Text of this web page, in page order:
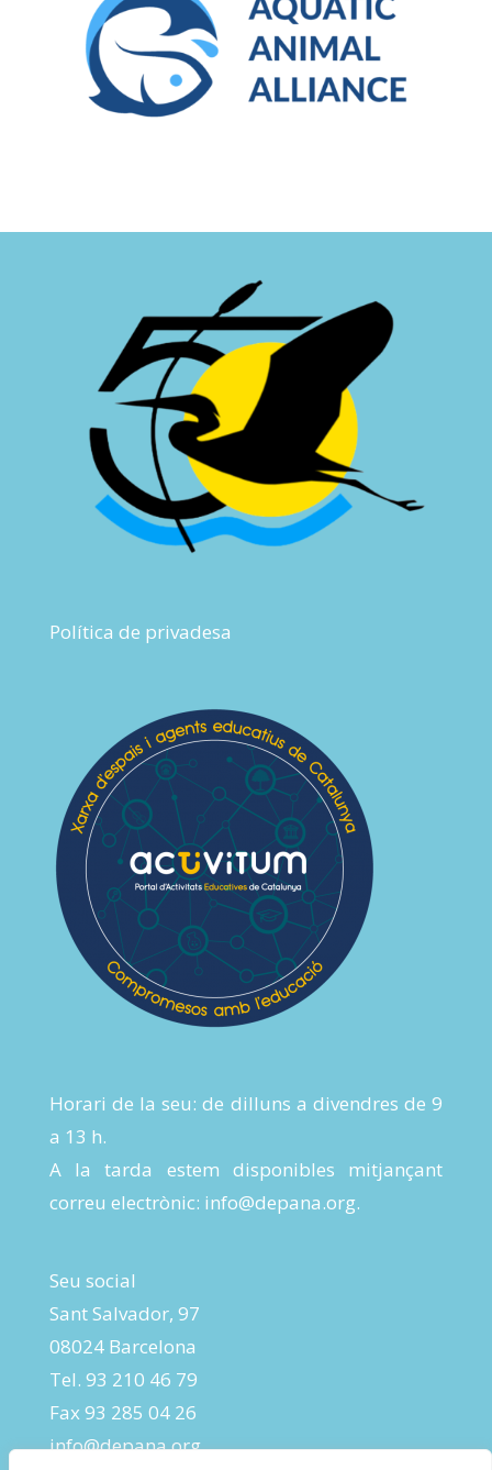
Política de privadesa
Horari de la seu: de dilluns a divendres de 9
a 13 h.
A la tarda estem disponibles mitjançant
correu electrònic: info@depana.org.
Seu social
Sant Salvador, 97
08024 Barcelona
Tel. 93 210 46 79
Fax 93 285 04 26
info@depana.org